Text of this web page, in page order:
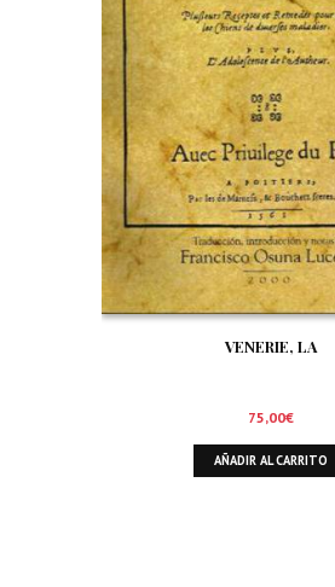
VENERIE, LA
75,00€
AÑADIR AL CARRITO